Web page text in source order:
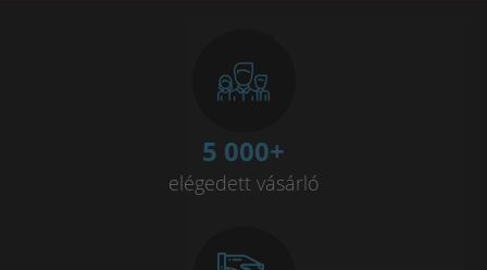
5 000+
elégedett vásárló